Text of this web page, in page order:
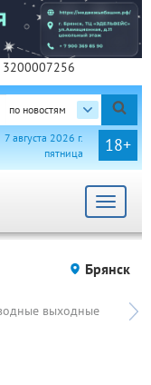
по новостям
18+
7 августа 2026 г.
пятница
Toggle
Брянск
выходные